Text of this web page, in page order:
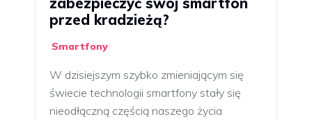
przed kradzieżą?
Smartfony
W dzisiejszym szybko zmieniającym się
świecie technologii smartfony stały się
nieodłączną częścią naszego życia